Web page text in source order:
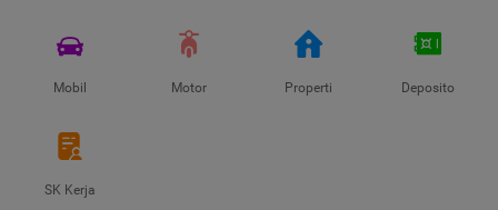
Mobil Motor Properti Deposito
SK Kerja